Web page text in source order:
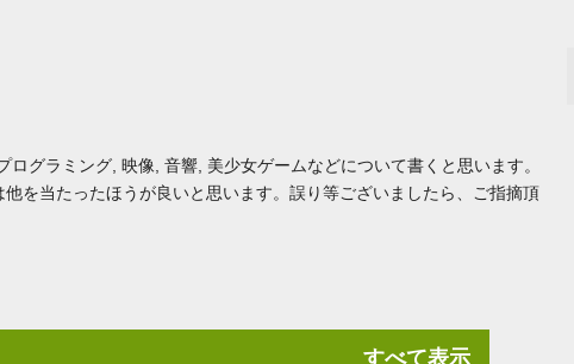
グラミング, 映像, 音響, 美少女ゲームなどについて書くと思います。
を当たったほうが良いと思います。誤り等ございましたら、ご指摘頂
すべて表示